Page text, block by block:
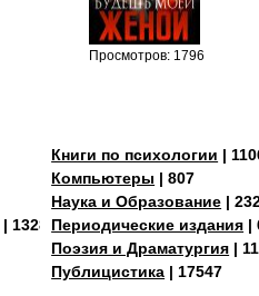
Просмотров: 1796
| 13288
Книги по психологии |
Компьютеры | 807
Наука и Образование |
Периодические издания |
Поэзия и Драматургия |
Публицистика | 17547